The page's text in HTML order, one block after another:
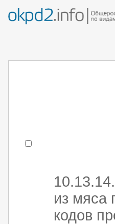
из мяса
кодов